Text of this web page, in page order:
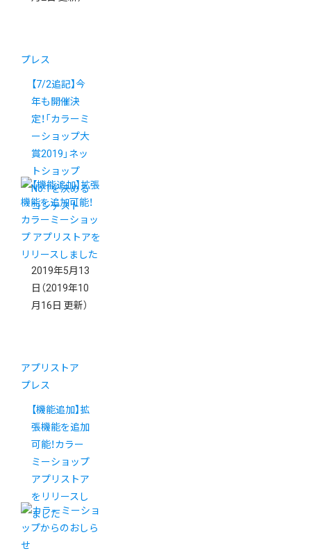
プレス
【7/2追記】今
年も開催決
定！「カラーミ
ーショップ大
賞2019」ネッ
トショップ
No.1を決める
コンテスト
2019年5月13
日 （2019年10
月16日 更新）
アプリストア
プレス
【機能追加】拡
張機能を追加
可能！カラー
ミーショップ
アプリストア
をリリースし
ました